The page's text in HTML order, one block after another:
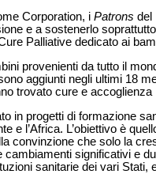
Corporation, i Patrons del
e a sostenerlo
Palliative dedicato ai
provenienti da tutto il
aggiunti negli ultimi 18
trovato cure e
in progetti di formazione
e l’Africa. L’obiettivo è
convinzione che solo la
cambiamenti significativi e
sanitarie dei vari